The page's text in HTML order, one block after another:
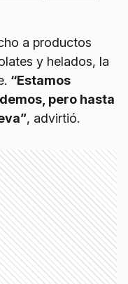
a productos
y helados, la
“Estamos
pero hasta
, advirtió.